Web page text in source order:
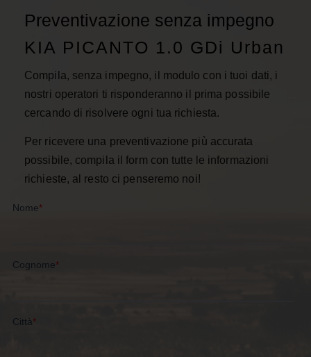
Preventivazione senza impegno
KIA PICANTO 1.0 GDi Urban
Compila, senza impegno, il modulo con i tuoi dati, i
nostri operatori ti risponderanno il prima possibile
cercando di risolvere ogni tua richiesta.
Per ricevere una preventivazione più accurata
possibile, compila il form con tutte le informazioni
richieste, al resto ci penseremo noi!